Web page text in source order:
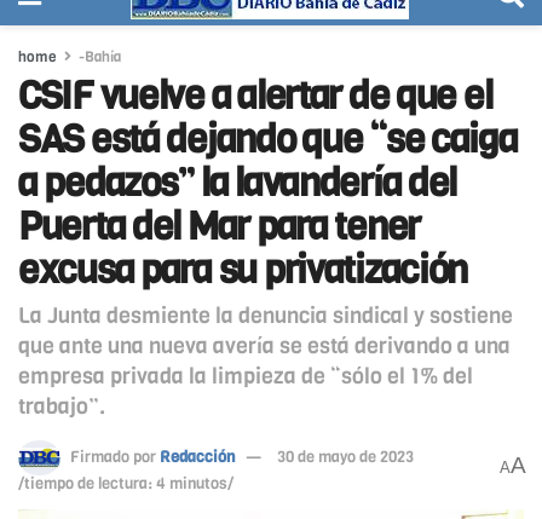
home -Bahía
CSIF vuelve a alertar de que el
SAS está dejando que “se caiga
a pedazos” la lavandería del
Puerta del Mar para tener
excusa para su privatización
La Junta desmiente la denuncia sindical y sostiene
que ante una nueva avería se está derivando a una
empresa privada la limpieza de “sólo el 1% del
trabajo”.
Firmado por Redacción
30 de mayo de 2023
/tiempo de lectura: 4 minutos/
AA